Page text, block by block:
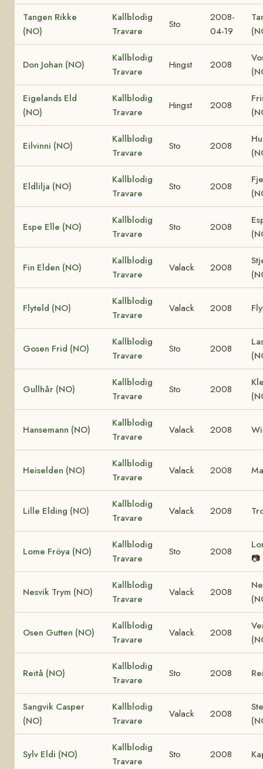
Tangen Rikke
(NO)
Kallblodig
Travare
Sto
2008-
04-19
Don Johan (NO)
Kallblodig
Travare
Hingst 2008
Eigelands Eld
(NO)
Kallblodig
Travare
Hingst 2008
Eilvinni (NO)
Kallblodig
Travare
Sto 2008
Eldlilja (NO)
Kallblodig
Travare
Sto 2008
Espe Elle (NO)
Kallblodig
Travare
Sto 2008
Fin Elden (NO)
Kallblodig
Travare
Valack 2008
Flyteld (NO)
Kallblodig
Travare
Valack 2008
Gosen Frid (NO)
Kallblodig
Travare
Sto 2008
Gullhår (NO)
Kallblodig
Travare
Sto 2008
Hansemann (NO)
Kallblodig
Travare
Valack 2008
Heiselden (NO)
Kallblodig
Travare
Valack 2008
Lille Elding (NO)
Kallblodig
Travare
Valack 2008
Lome Fröya (NO)
Kallblodig
Travare
Sto 2008
📷
Nesvik Trym (NO)
Kallblodig
Travare
Valack 2008
Osen Gutten (NO)
Kallblodig
Travare
Valack 2008
Reitå (NO)
Kallblodig
Travare
Sto 2008
Sangvik Casper
(NO)
Kallblodig
Travare
Valack 2008
Sylv Eldi (NO)
Kallblodig
Travare
Sto 2008